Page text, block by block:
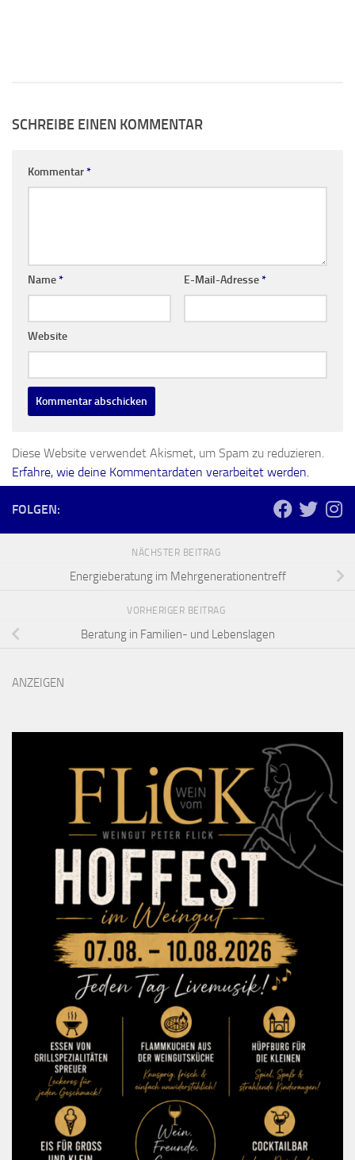
SCHREIBE EINEN KOMMENTAR
Kommentar*
Name* E-Mail-Adresse*
Website
Diese Website verwendet Akismet, um Spam zu reduzieren.
Erfahre, wie deine Kommentardaten verarbeitet werden.
FOLGEN:
NÄCHSTER BEITRAG
Energieberatung im Mehrgenerationentreff
VORHERIGER BEITRAG
Beratung in Familien- und Lebenslagen
ANZEIGEN